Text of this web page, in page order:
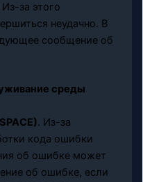
за этого
неудачно. В
сообщение об
среды
. Из-за
кода ошибки
об ошибке может
об ошибке, если